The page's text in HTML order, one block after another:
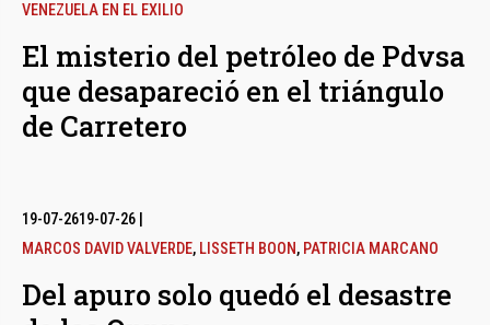
VENEZUELA EN EL EXILIO
El misterio del petróleo de Pdvsa
que desapareció en el triángulo
de Carretero
19-07-2619-07-26
MARCOS DAVID VALVERDE, LISSETH BOON, PATRICIA MARCANO
Del apuro solo quedó el desastre